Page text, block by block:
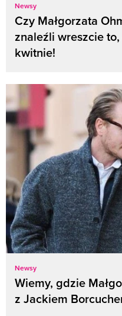
Newsy
Czy Małgorzata
znaleźli wreszcie
kwitnie!
Newsy
Wiemy, gdzie
z Jackiem